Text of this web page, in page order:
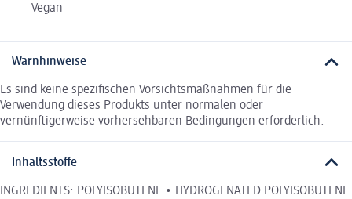
Vegan
Warnhinweise
Es sind keine spezifischen Vorsichtsmaßnahmen für die
Verwendung dieses Produkts unter normalen oder
vernünftigerweise vorhersehbaren Bedingungen erforderlich.
Inhaltsstoffe
INGREDIENTS: POLYISOBUTENE • HYDROGENATED POLYISOBUTENE